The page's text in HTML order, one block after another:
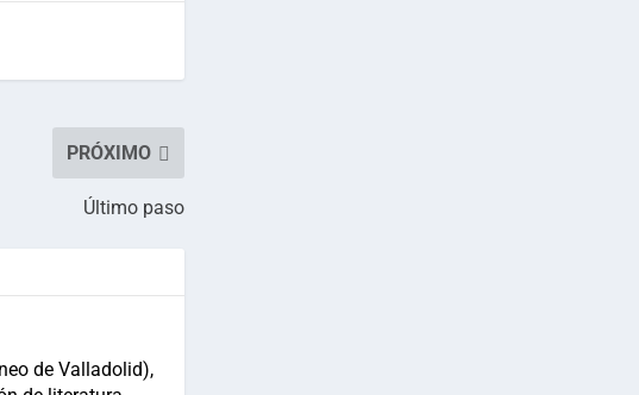
PRÓXIMO
Último paso
de Valladolid),